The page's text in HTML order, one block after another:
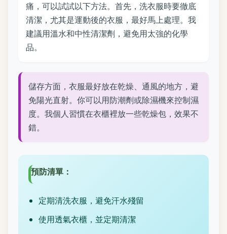
痛，可以試試以下方法。首先，洗衣服時要徹底
清潔，尤其是運動後的衣服，最好馬上處理。我
建議用溫水和中性清潔劑，避免用太強的化學
品。
儲存方面，衣服最好放在乾燥、通風的地方，避
免陽光直射。你可以用防潮劑或除濕機來控制濕
度。我個人習慣在衣櫃裡放一些乾燥包，效果不
錯。
預防清單：
定期清洗衣服，避免汗水殘留
使用透氣衣櫃，並定期清潔